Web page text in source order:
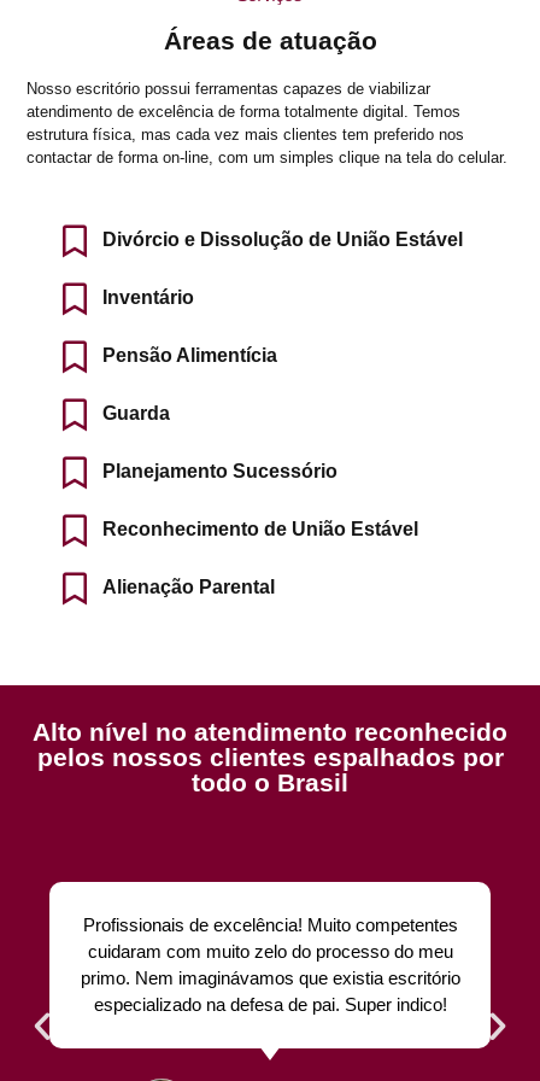
Áreas de atuação
Nosso escritório possui ferramentas capazes de viabilizar
atendimento de excelência de forma totalmente digital. Temos
estrutura física, mas cada vez mais clientes tem preferido nos
contactar de forma on-line, com um simples clique na tela do celular.
Divórcio e Dissolução de União Estável
Inventário
Pensão Alimentícia
Guarda
Planejamento Sucessório
Reconhecimento de União Estável
Alienação Parental
Alto nível no atendimento reconhecido
pelos nossos clientes espalhados por
todo o Brasil
Profissionais de excelência! Muito competentes
cuidaram com muito zelo do processo do meu
primo. Nem imaginávamos que existia escritório
especializado na defesa de pai. Super indico!